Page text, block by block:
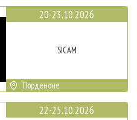
20-23.10.2026
SICAM
Порденоне
22-25.10.2026